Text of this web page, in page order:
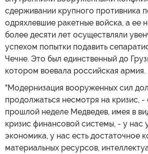
сдерживании крупного противника
одряхлевшие ракетные войска, а ее
более десяти лет осуществляли
успехом попытки подавить
Чечне. Это был единственный до
котором воевала российская армия.
"Модернизация вооруженных сил
продолжаться несмотря на кризис, -
прошлой неделе Медведев, имея в
кризис финансовой системы, - у нас
экономика, у нас есть достаточное
материальных ресурсов,